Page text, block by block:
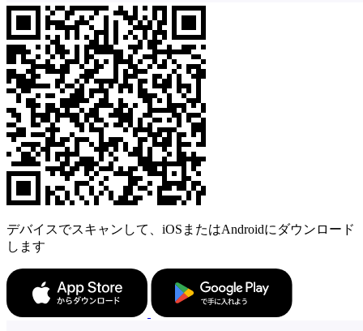
デバイスでスキャンして、iOSまたはAndroidにダウンロード
します